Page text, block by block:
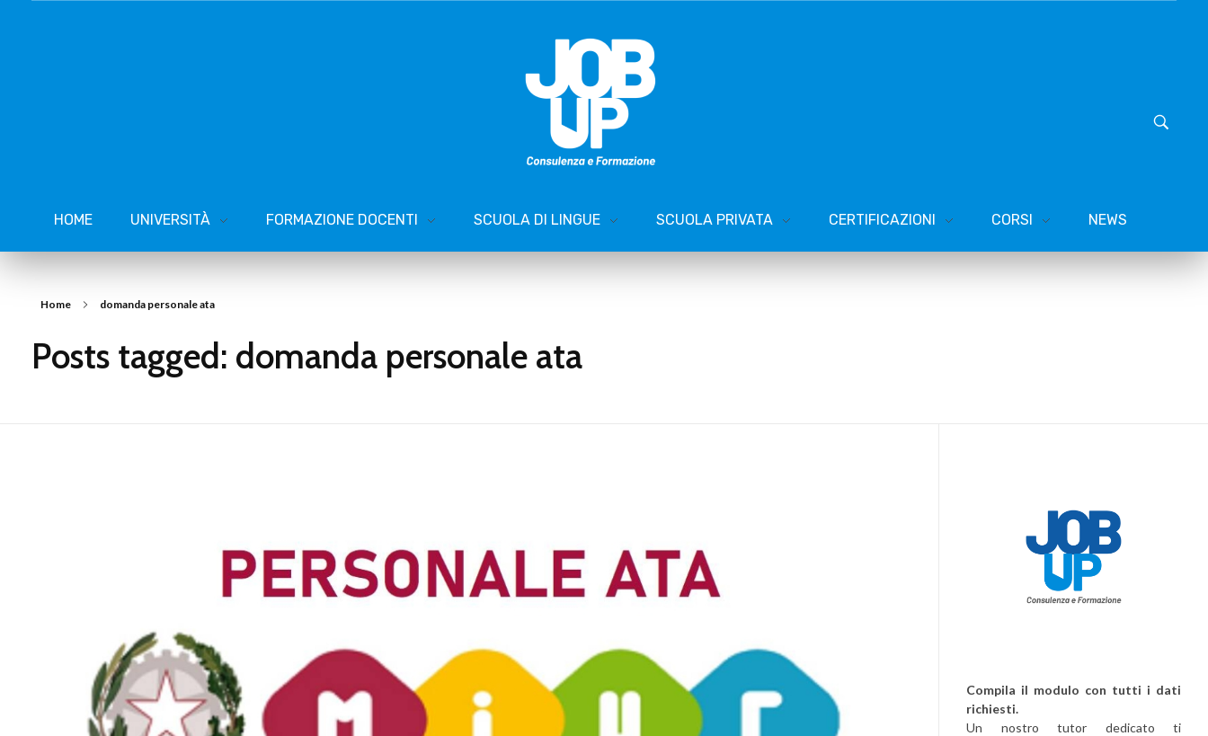
HOME UNIVERSITÀ FORMAZIONE DOCENTI SCUOLA DI LINGUE SCUOLA PRIVATA CERTIFICAZIONI CORSI NEWS
Home domanda personale ata
Posts tagged: domanda personale ata
Compila il modulo con tutti i dati
richiesti.
Un nostro tutor dedicato ti